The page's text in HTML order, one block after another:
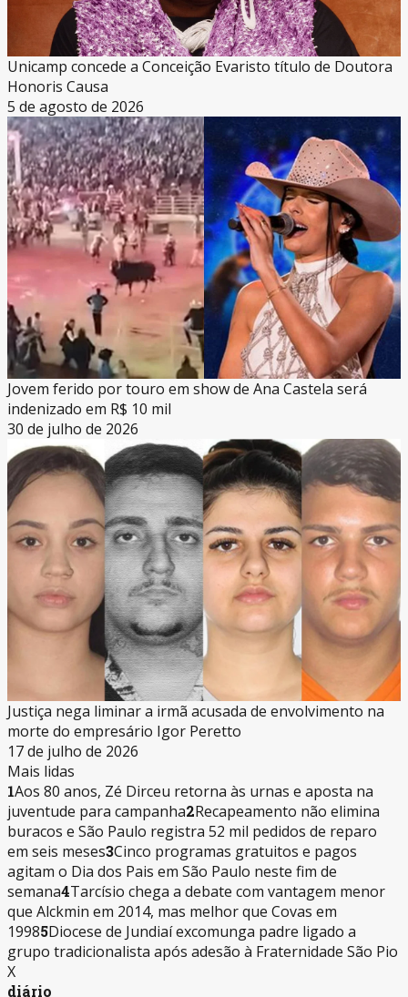
Unicamp concede a Conceição Evaristo título de Doutora
Honoris Causa
5 de agosto de 2026
Jovem ferido por touro em show de Ana Castela será
indenizado em R$ 10 mil
30 de julho de 2026
Justiça nega liminar a irmã acusada de envolvimento na
morte do empresário Igor Peretto
17 de julho de 2026
Mais lidas
1Aos 80 anos, Zé Dirceu retorna às urnas e aposta na
juventude para campanha2Recapeamento não elimina
buracos e São Paulo registra 52 mil pedidos de reparo
em seis meses3Cinco programas gratuitos e pagos
agitam o Dia dos Pais em São Paulo neste fim de
semana4Tarcísio chega a debate com vantagem menor
que Alckmin em 2014, mas melhor que Covas em
19985Diocese de Jundiaí excomunga padre ligado a
grupo tradicionalista após adesão à Fraternidade São Pio
X
diário